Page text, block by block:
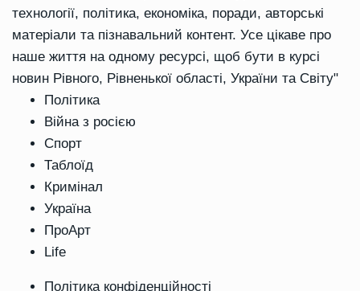
технології, політика, економіка, поради, авторські
матеріали та пізнавальний контент. Усе цікаве про
наше життя на одному ресурсі, щоб бути в курсі
новин Рівного, Рівненької області, України та Світу"
Політика
Війна з росією
Спорт
Таблоїд
Кримінал
Україна
ПроАрт
Life
Політика конфіденційності